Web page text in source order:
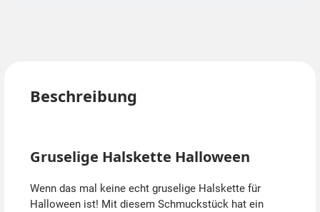
Beschreibung
Gruselige Halskette Halloween
Wenn das mal keine echt gruselige Halskette für
Halloween ist! Mit diesem Schmuckstück hat ein